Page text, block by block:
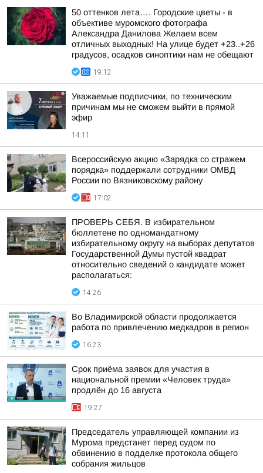
50 оттенков лета…. Городские цветы - в
объективе муромского фотографа
Александра Данилова Желаем всем
отличных выходных! На улице будет +23..+26
градусов, осадков синоптики нам не обещают
19:12
Уважаемые подписчики, по техническим
причинам мы не сможем выйти в прямой
эфир
14:11
Всероссийскую акцию «Зарядка со стражем
порядка» поддержали сотрудники ОМВД
России по Вязниковскому району
17:02
ПРОВЕРЬ СЕБЯ. В избирательном
бюллетене по одномандатному
избирательному округу на выборах депутатов
Государственной Думы пустой квадрат
относительно сведений о кандидате может
располагаться:
14:26
Во Владимирской области продолжается
работа по привлечению медкадров в регион
16:23
Срок приёма заявок для участия в
национальной премии «Человек труда»
продлён до 16 августа
19:27
Председатель управляющей компании из
Мурома предстанет перед судом по
обвинению в подделке протокола общего
собрания жильцов